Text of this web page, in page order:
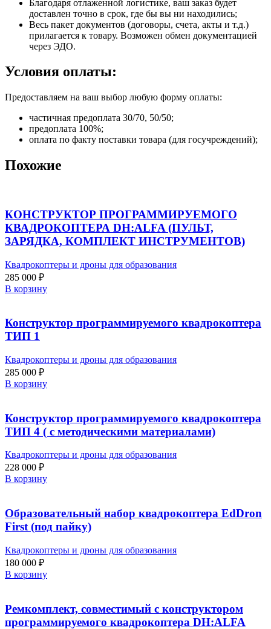
Благодаря отлаженной логистике, ваш заказ будет
доставлен точно в срок, где бы вы ни находились;
Весь пакет документов (договоры, счета, акты и т.д.)
прилагается к товару. Возможен обмен документацией
через ЭДО.
Условия оплаты:
Предоставляем на ваш выбор любую форму оплаты:
частичная предоплата 30/70, 50/50;
предоплата 100%;
оплата по факту поставки товара (для госучреждений);
Похожие
КОНСТРУКТОР ПРОГРАММИРУЕМОГО
КВАДРОКОПТЕРА DH:ALFA (ПУЛЬТ,
ЗАРЯДКА, КОМПЛЕКТ ИНСТРУМЕНТОВ)
Квадрокоптеры и дроны для образования
285 000 ₽
В корзину
Конструктор программируемого квадрокоптера
ТИП 1
Квадрокоптеры и дроны для образования
285 000 ₽
В корзину
Конструктор программируемого квадрокоптера
ТИП 4 ( с методическими материалами)
Квадрокоптеры и дроны для образования
228 000 ₽
В корзину
Образовательный набор квадрокоптера EdDron
First (под пайку)
Квадрокоптеры и дроны для образования
180 000 ₽
В корзину
Ремкомплект, совместимый с конструктором
программируемого квадрокоптера DH:ALFA